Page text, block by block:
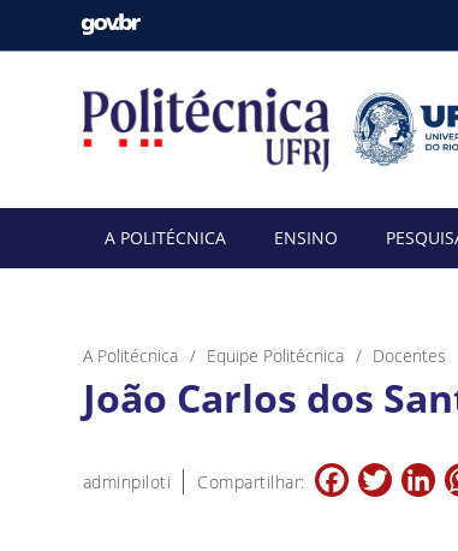
A POLITÉCNICA ENSINO
A Politécnica Equipe Politécnica Docentes
João Carlos dos
adminpiloti Compartilhar: Facebook
Twitter